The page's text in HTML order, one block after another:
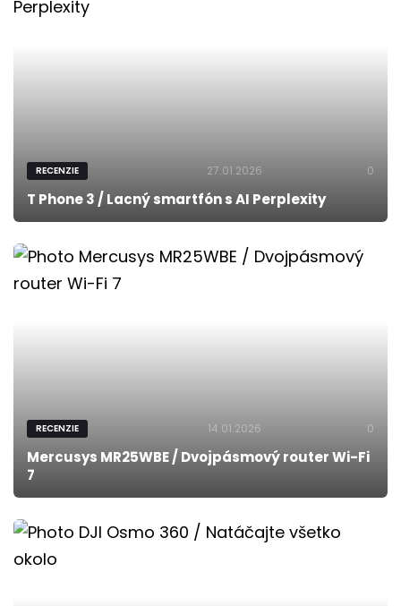
RECENZIE 27.01.2026 0
T Phone 3 / Lacný smartfón s AI Perplexity
RECENZIE 14.01.2026 0
Mercusys MR25WBE / Dvojpásmový router Wi-Fi
7